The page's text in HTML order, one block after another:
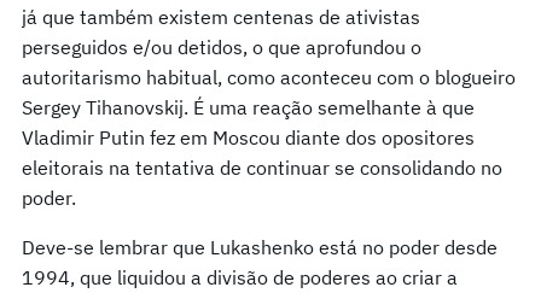
já que também existem centenas de ativistas
perseguidos e/ou detidos, o que aprofundou o
autoritarismo habitual, como aconteceu com o blogueiro
Sergey Tihanovskij. É uma reação semelhante à que
Vladimir Putin fez em Moscou diante dos opositores
eleitorais na tentativa de continuar se consolidando no
poder.
Deve-se lembrar que Lukashenko está no poder desde
1994, que liquidou a divisão de poderes ao criar a